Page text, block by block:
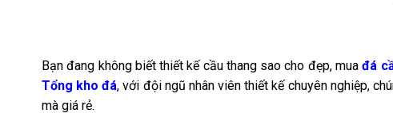
Bạn đang không biết thiết kế cầu thang sao cho đẹp, muađá
Tổng kho đá, với đội ngũ nhân viên thiết kế chuyên nghiệp,
mà giá rẻ.